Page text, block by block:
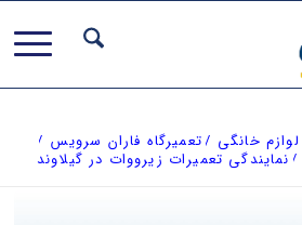
لوازم خانگی /تعمیرگاه فاران سرویس /
/ نمایندگی تعمیرات زیرووات در گیلاوند